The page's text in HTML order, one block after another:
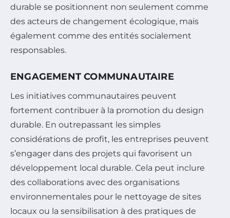
durable se positionnent non seulement comme
des acteurs de changement écologique, mais
également comme des entités socialement
responsables.
ENGAGEMENT COMMUNAUTAIRE
Les initiatives communautaires peuvent
fortement contribuer à la promotion du design
durable. En outrepassant les simples
considérations de profit, les entreprises peuvent
s’engager dans des projets qui favorisent un
développement local durable. Cela peut inclure
des collaborations avec des organisations
environnementales pour le nettoyage de sites
locaux ou la sensibilisation à des pratiques de